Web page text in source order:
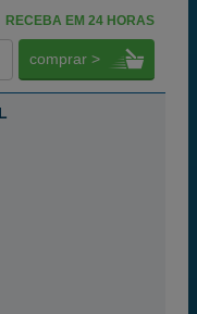
RECEBA EM 24 HORAS
comprar >